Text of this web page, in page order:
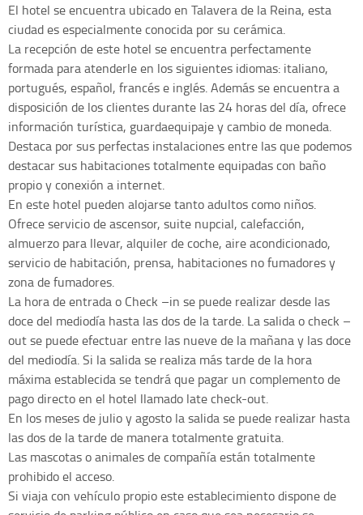
El hotel se encuentra ubicado en Talavera de la Reina, esta
ciudad es especialmente conocida por su cerámica.
La recepción de este hotel se encuentra perfectamente
formada para atenderle en los siguientes idiomas: italiano,
portugués, español, francés e inglés. Además se encuentra a
disposición de los clientes durante las 24 horas del día, ofrece
información turística, guardaequipaje y cambio de moneda.
Destaca por sus perfectas instalaciones entre las que podemos
destacar sus habitaciones totalmente equipadas con baño
propio y conexión a internet.
En este hotel pueden alojarse tanto adultos como niños.
Ofrece servicio de ascensor, suite nupcial, calefacción,
almuerzo para llevar, alquiler de coche, aire acondicionado,
servicio de habitación, prensa, habitaciones no fumadores y
zona de fumadores.
La hora de entrada o Check –in se puede realizar desde las
doce del mediodía hasta las dos de la tarde. La salida o check –
out se puede efectuar entre las nueve de la mañana y las doce
del mediodía. Si la salida se realiza más tarde de la hora
máxima establecida se tendrá que pagar un complemento de
pago directo en el hotel llamado late check-out.
En los meses de julio y agosto la salida se puede realizar hasta
las dos de la tarde de manera totalmente gratuita.
Las mascotas o animales de compañía están totalmente
prohibido el acceso.
Si viaja con vehículo propio este establecimiento dispone de